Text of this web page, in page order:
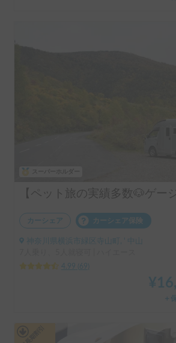
カーシェア カーシェア保険
神奈川県横浜市緑区寺山町, ' 中山
4.99
69
¥
＋